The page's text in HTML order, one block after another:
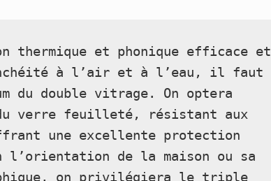
thermique et phonique efficace et
à l’air et à l’eau, il faut
du double vitrage. On optera
verre feuilleté, résistant aux
une excellente protection
l’orientation de la maison ou sa
on privilégiera le triple